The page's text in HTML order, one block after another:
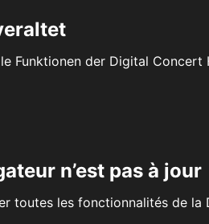
Funktionen der Digital Concert
n’est pas à jour
toutes les fonctionnalités de la